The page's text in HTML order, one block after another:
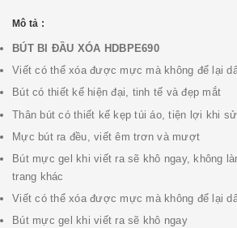
Mô tả :
BÚT BI ĐẦU XÓA HDBPE690
Viết có thể xóa được mực mà không để lại
Bút có thiết kế hiện đại, tinh tế và đẹp mắt
Thân bút có thiết kế kẹp túi áo, tiện lợi khi
Mực bút ra đều, viết êm trơn và mượt
Bút mực gel khi viết ra sẽ khô ngay, không
trang khác
Viết có thể xóa được mực mà không để lại
Bút mực gel khi viết ra sẽ khô ngay